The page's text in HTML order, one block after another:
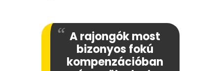
A rajongók most
bizonyos fokú
kompenzációban